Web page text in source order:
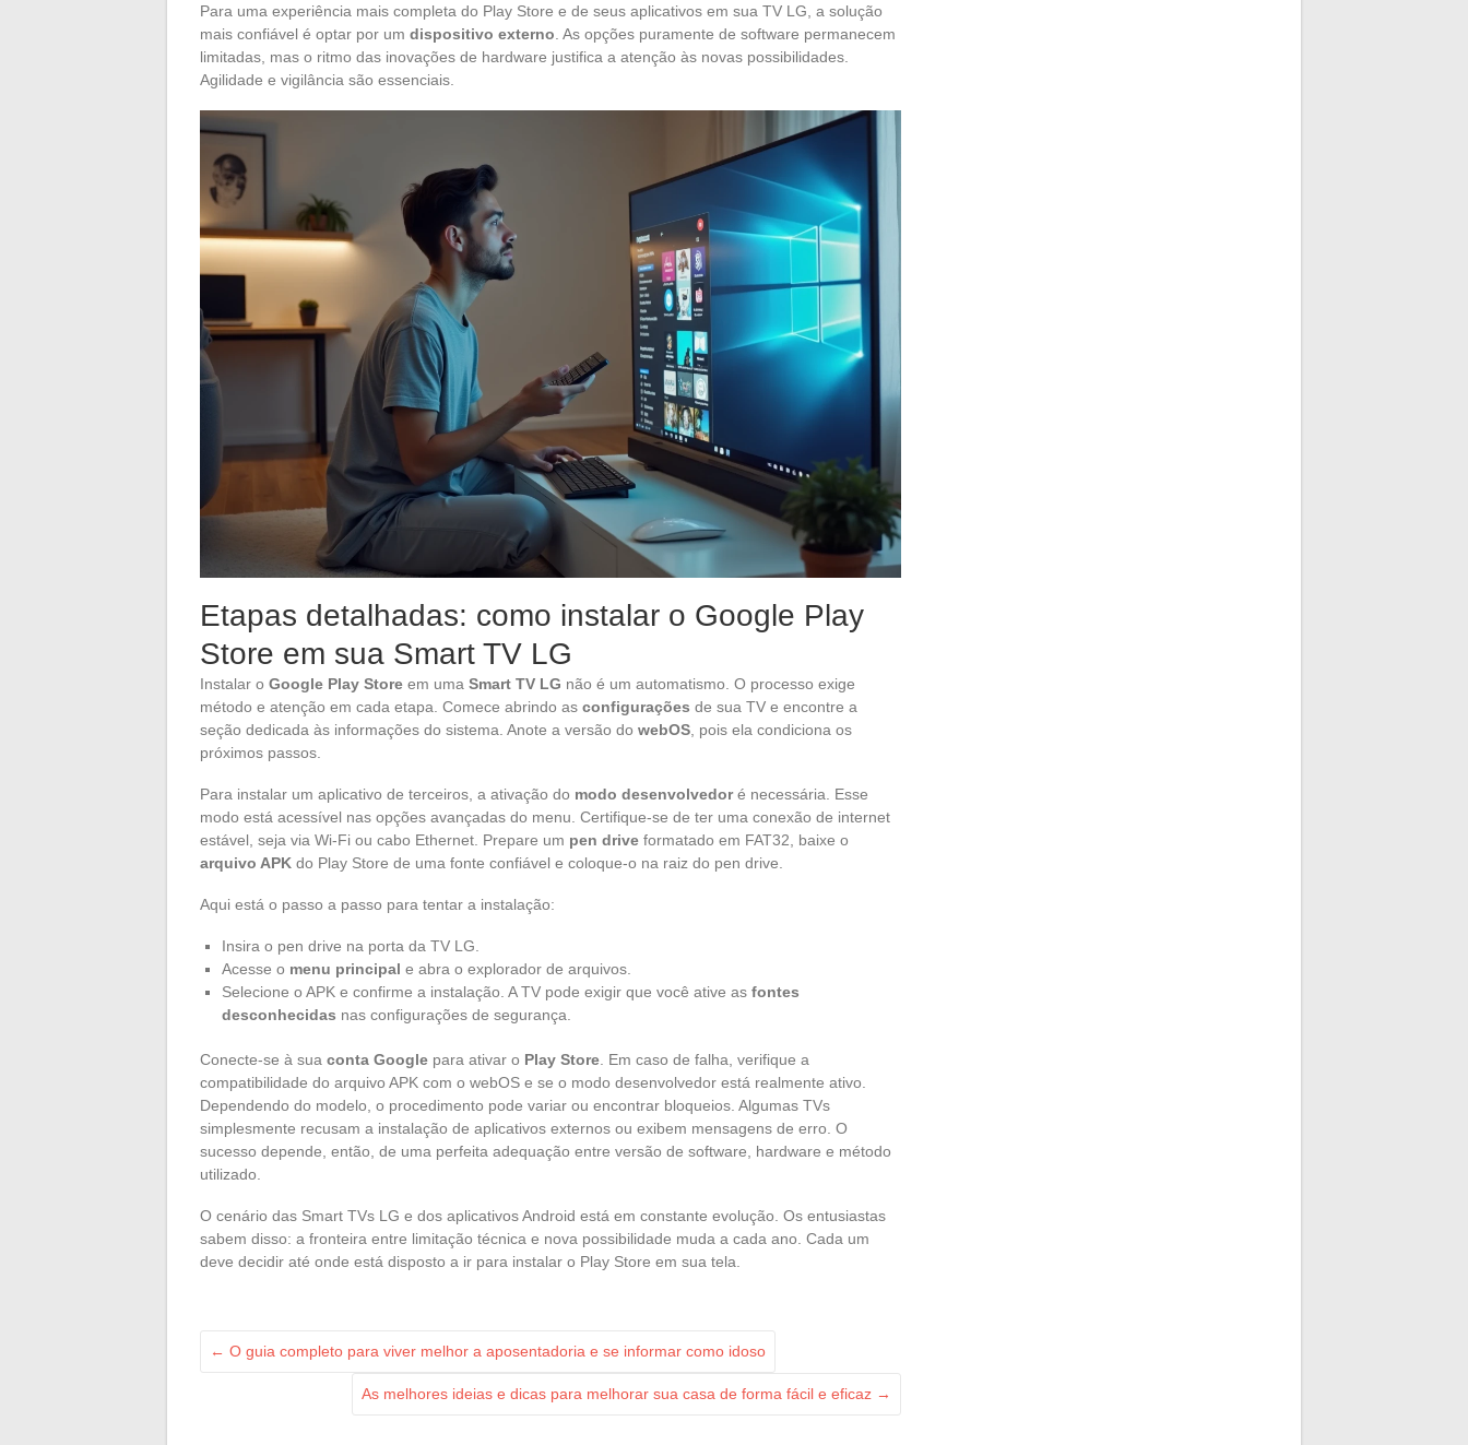
Para uma experiência mais completa do Play Store e de seus aplicativos em sua TV LG, a solução
mais confiável é optar por um dispositivo externo . As opções puramente de software permanecem
limitadas, mas o ritmo das inovações de hardware justifica a atenção às novas possibilidades.
Agilidade e vigilância são essenciais.
Etapas detalhadas: como instalar o Google Play
Store em sua Smart TV LG
Instalar o Google Play Store em uma Smart TV LG não é um automatismo. O processo exige
método e atenção em cada etapa. Comece abrindo as configurações de sua TV e encontre a
seção dedicada às informações do sistema. Anote a versão do webOS , pois ela condiciona os
próximos passos.
Para instalar um aplicativo de terceiros, a ativação do modo desenvolvedoré necessária. Esse
modo está acessível nas opções avançadas do menu. Certifique-se de ter uma conexão de internet
estável, seja via Wi-Fi ou cabo Ethernet. Prepare um pen drive formatado em FAT32, baixe o
arquivo APK do Play Store de uma fonte confiável e coloque-o na raiz do pen drive.
Aqui está o passo a passo para tentar a instalação:
Insira o pen drive na porta da TV LG.
Acesse o menu principal e abra o explorador de arquivos.
Selecione o APK e confirme a instalação. A TV pode exigir que você ative as fontes
desconhecidas nas configurações de segurança.
Conecte-se à sua conta Google para ativar o Play Store . Em caso de falha, verifique a
compatibilidade do arquivo APK com o webOS e se o modo desenvolvedor está realmente ativo.
Dependendo do modelo, o procedimento pode variar ou encontrar bloqueios. Algumas TVs
simplesmente recusam a instalação de aplicativos externos ou exibem mensagens de erro. O
sucesso depende, então, de uma perfeita adequação entre versão de software, hardware e método
utilizado.
O cenário das Smart TVs LG e dos aplicativos Android está em constante evolução. Os entusiastas
sabem disso: a fronteira entre limitação técnica e nova possibilidade muda a cada ano. Cada um
deve decidir até onde está disposto a ir para instalar o Play Store em sua tela.
← O guia completo para viver melhor a aposentadoria e se informar como idoso
As melhores ideias e dicas para melhorar sua casa de forma fácil e eficaz →